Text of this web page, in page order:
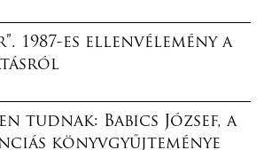
1987-es ellenvélemény a
tudnak: Babics József, a
könyvgyűjteménye